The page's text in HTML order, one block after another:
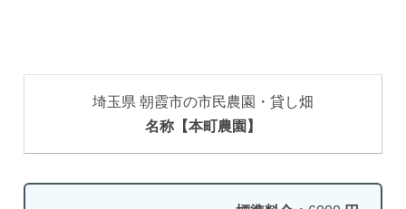
埼玉県 朝霞市の市民農園・貸し畑
名称【本町農園】